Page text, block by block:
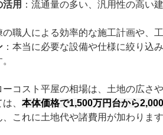
用 ：流通量の多い、汎用性の高い
の職人による効率的な施工計画や、
：本当に必要な設備や仕様に絞り込
コスト平屋の相場は、土地の広さ
、 本体価格で1,500万円台から
、これに土地代や諸費用が加わりま